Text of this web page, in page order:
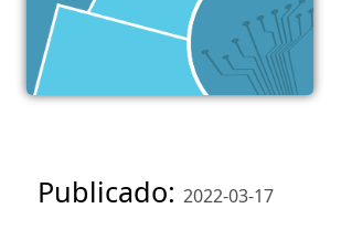
Publicado: 2022-03-17